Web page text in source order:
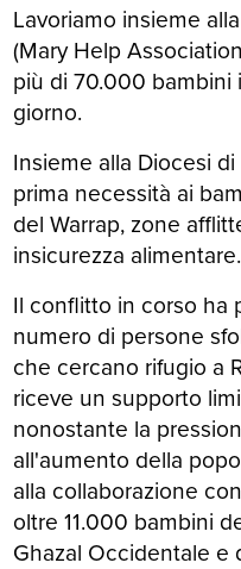
Lavoriamo insieme
(Mary Help
più di 70.000 bambini
giorno.
Insieme alla Diocesi
prima necessità ai
del Warrap, zone
insicurezza alimentare.
Il conflitto in corso ha
numero di persone
che cercano rifugio a
riceve un supporto
nonostante la
all'aumento della
alla collaborazione
oltre 11.000 bambini
Ghazal Occidentale e